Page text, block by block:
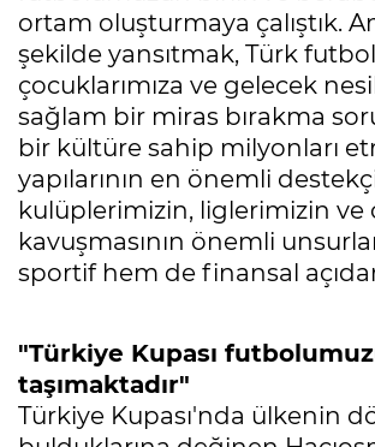
ortam oluşturmaya çalıştık.
şekilde yansıtmak, Türk
çocuklarımıza ve gelecek
sağlam bir miras bırakma
bir kültüre sahip milyonları
yapılarının en önemli
kulüplerimizin, liglerimizin ve
kavuşmasının önemli
sportif hem de finansal
"Türkiye Kupası
taşımaktadır"
Türkiye Kupası'nda ülkenin